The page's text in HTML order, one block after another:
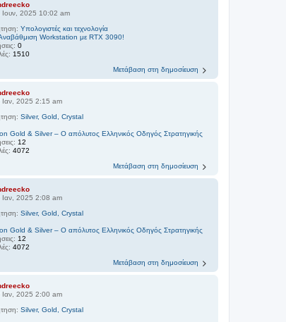
2025 10:02 am
Υπολογιστές και τεχνολογία
Workstation με RTX 3090!
0
1510
Μετάβαση στη δημοσίευση
2025 2:15 am
Silver, Gold, Crystal
Gold & Silver – Ο απόλυτος Ελληνικός Οδηγός Στρατηγικής
12
4072
Μετάβαση στη δημοσίευση
2025 2:08 am
Silver, Gold, Crystal
Gold & Silver – Ο απόλυτος Ελληνικός Οδηγός Στρατηγικής
12
4072
Μετάβαση στη δημοσίευση
2025 2:00 am
Silver, Gold, Crystal